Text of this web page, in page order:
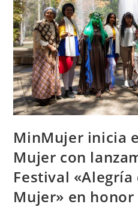
MinMujer inicia
Mujer con
Festival
Mujer» en honor